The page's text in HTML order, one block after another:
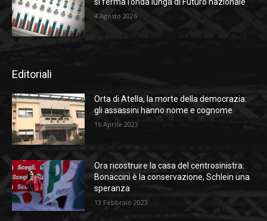
si ferma l’onda lunga di Futuro nazionale
4 Agosto 2026
Editoriali
Orta di Atella, la morte della democrazia:
gli assassini hanno nome e cognome
16 Aprile 2023
Ora ricostruire la casa del centrosinistra:
Bonaccini è la conservazione, Schlein una
speranza
13 Febbraio 2023